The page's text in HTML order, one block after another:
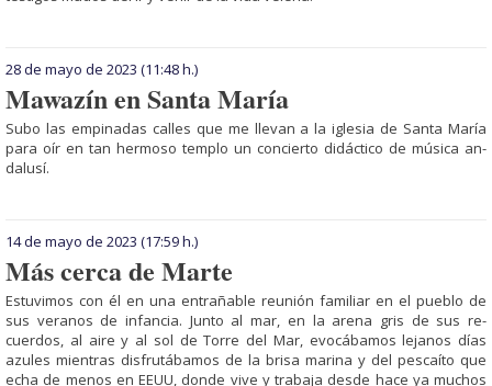
28 de mayo de 2023 (11:48 h.)
Mawazín en Santa María
Subo las empinadas calles que me llevan a la iglesia de Santa María
para oír en tan hermoso templo un con­cierto didáctico de mú­sica an­
dalusí.
14 de mayo de 2023 (17:59 h.)
Más cerca de Marte
Estuvimos con él en una entrañable reunión familiar en el pueblo de
sus veranos de infancia. Junto al mar, en la arena gris de sus re­
cuerdos, al aire y al sol de Torre del Mar, evocábamos lejanos días
azules mientras disfrutábamos de la brisa ma­­­­rina y del pescaíto que
echa de menos en EEUU, donde vive y trabaja desde hace ya muchos